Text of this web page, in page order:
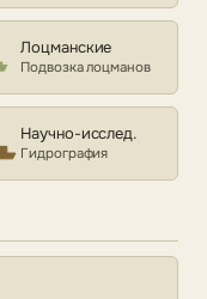
Лоцманские
Подвозка лоцманов
Научно-исслед.
Гидрография